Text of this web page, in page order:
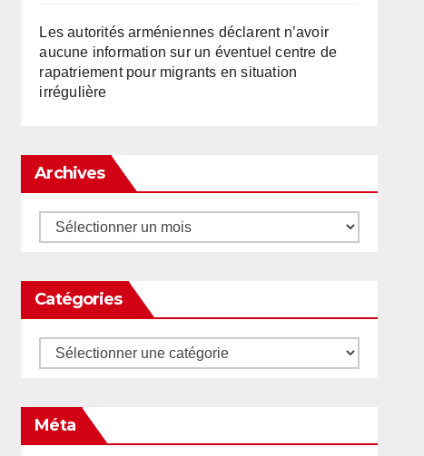
Les autorités arméniennes déclarent n’avoir
aucune information sur un éventuel centre de
rapatriement pour migrants en situation
irrégulière
Archives
Archives
Catégories
Catégories
Méta